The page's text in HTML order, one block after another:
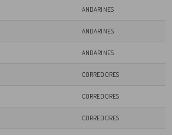
ANDARINES
ANDARINES
ANDARINES
CORREDORES
CORREDORES
CORREDORES